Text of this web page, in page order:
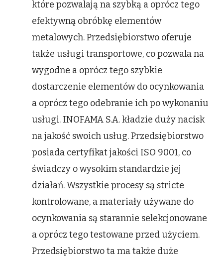
które pozwalają na szybką a oprócz tego
efektywną obróbkę elementów
metalowych. Przedsiębiorstwo oferuje
także usługi transportowe, co pozwala na
wygodne a oprócz tego szybkie
dostarczenie elementów do ocynkowania
a oprócz tego odebranie ich po wykonaniu
usługi. INOFAMA S.A. kładzie duży nacisk
na jakość swoich usług. Przedsiębiorstwo
posiada certyfikat jakości ISO 9001, co
świadczy o wysokim standardzie jej
działań. Wszystkie procesy są stricte
kontrolowane, a materiały używane do
ocynkowania są starannie selekcjonowane
a oprócz tego testowane przed użyciem.
Przedsiębiorstwo ta ma także duże